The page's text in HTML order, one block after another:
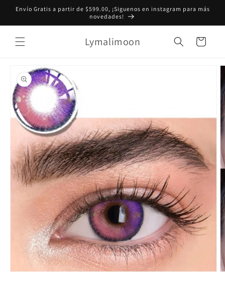
directamente
Envío Gratis a partir de $599.00, ¡Siguenos en instagram para más
novedades!
Lymalimoon Carrito
a la
información
del producto